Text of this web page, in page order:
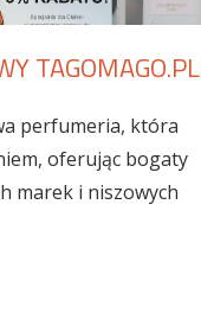
TAGOMAGO.PL
perfumeria, która
oferując bogaty
marek i niszowych